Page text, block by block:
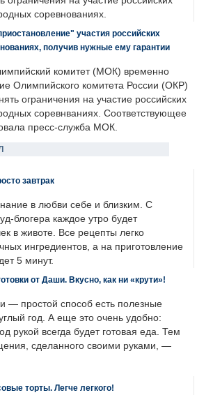
соревнованиях.
участия российских
получив нужные ему гарантии
комитет (МОК) временно
Олимпийского комитета России (ОКР)
ограничения на участие российских
соревнваниях. Соответствующее
пресс-служба МОК.
завтрак
в любви себе и близким. С
блогера каждое утро будет
в животе. Все рецепты легко
ингредиентов, а на приготовление
5 минут.
от Даши. Вкусно, как ни «крути»!
— простой способ есть полезные
год. А еще это очень удобно:
рукой всегда будет готовая еда. Тем
сделанного своими руками, —
торты. Легче легкого!